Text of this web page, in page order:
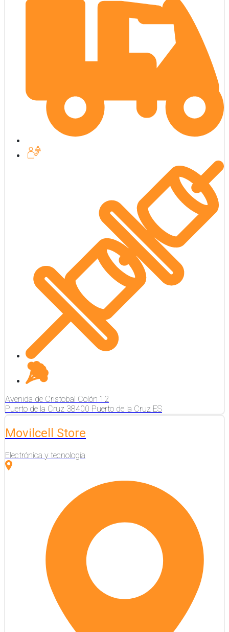
Avenida de Cristobal Colón 12
Puerto de la Cruz 38400 Puerto de la Cruz ES
Movilcell Store
Electrónica y tecnología